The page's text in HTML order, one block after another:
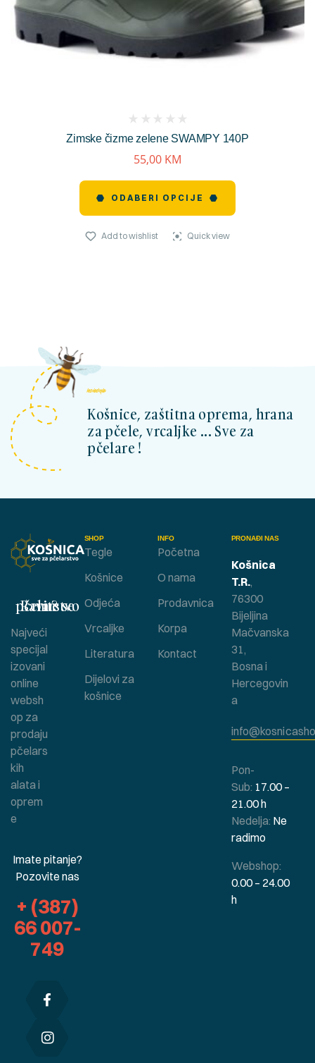
Zimske čizme zelene SWAMPY 140P
reviews)
55,00 KM
ODABERI OPCIJE
Add to wishlist Quick view
kosnicashop.ba
Košnice, zaštitna oprema, hrana
za pčele, vrcaljke ... Sve za
pčelare !
SHOP
Tegle
Košnice
Odjeća
Vrcaljke
Literatura
Dijelovi za
košnice
INFO
Početna
O nama
Prodavnica
Korpa
Kontact
Bavite se pčelarstvom ?
Najveći
specijal
izovani
online
websh
op za
prodaju
pčelars
kih
alata i
oprem
e
Imate pitanje?
Pozovite nas
+ (387)
66 007-
749
PRONAĐI NAS
Košnica
T.R.,
76300
Bijeljina
Mačvanska
31,
Bosna i
Hercegovin
a
Pon-
Sub: 17.00 –
21.00 h
Nedelja: Ne
radimo
Webshop:
0.00 – 24.00
h